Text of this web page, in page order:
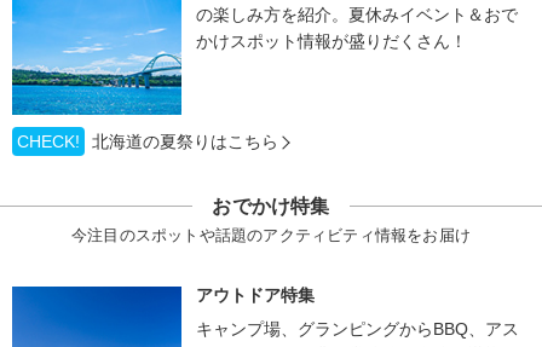
の楽しみ方を紹介。夏休みイベント＆おで
かけスポット情報が盛りだくさん！
CHECK! 北海道の夏祭りはこちら
おでかけ特集
今注目のスポットや話題のアクティビティ情報をお届け
アウトドア特集
キャンプ場、グランピングからBBQ、アス